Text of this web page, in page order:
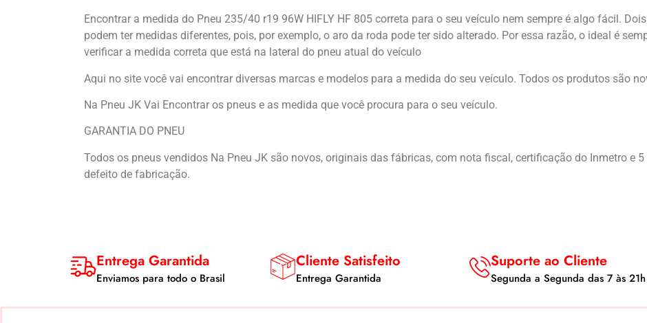
Encontrar a medida do Pneu 235/40 r19 96W HIFLY HF 805 correta para o seu veículo nem sempre é algo fácil.
podem ter medidas diferentes, pois, por exemplo, o aro da roda pode ter sido alterado. Por essa razão, o ideal é
verificar a medida correta que está na lateral do pneu atual do veículo
Aqui no site você vai encontrar diversas marcas e modelos para a medida do seu veículo. Todos os produtos são
Na Pneu JK Vai Encontrar os pneus e as medida que você procura para o seu veículo.
GARANTIA DO PNEU
Todos os pneus vendidos Na Pneu JK são novos, originais das fábricas, com nota fiscal, certificação do Inmetro e
defeito de fabricação.
Entrega Garantida
Enviamos para todo o Brasil
Cliente Satisfeito
Entrega Garantida
Suporte ao Cliente
Segunda a Segunda das 7 às 21h